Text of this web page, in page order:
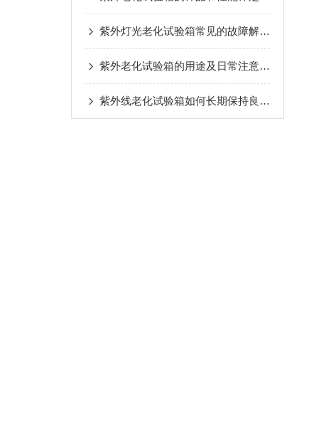
紫外灯光老化试验箱常见的故障解决方法介绍
紫外老化试验箱的用途及日常注意事项
紫外线老化试验箱如何长期保持良好的状态